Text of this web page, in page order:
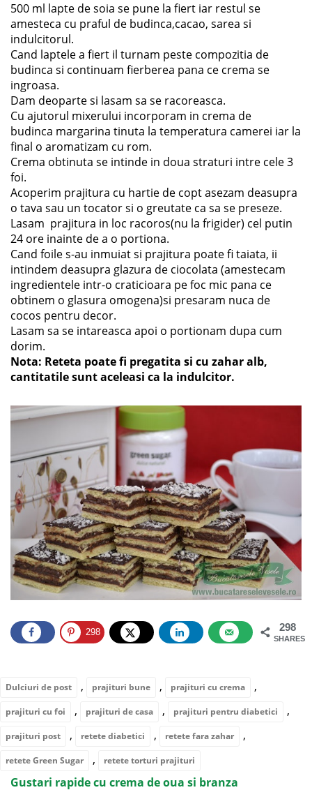
500 ml lapte de soia se pune la fiert iar restul se
amesteca cu praful de budinca,cacao, sarea si
indulcitorul.
Cand laptele a fiert il turnam peste compozitia de
budinca si continuam fierberea pana ce crema se
ingroasa.
Dam deoparte si lasam sa se racoreasca.
Cu ajutorul mixerului incorporam in crema de
budinca margarina tinuta la temperatura camerei iar la
final o aromatizam cu rom.
Crema obtinuta se intinde in doua straturi intre cele 3
foi.
Acoperim prajitura cu hartie de copt asezam deasupra
o tava sau un tocator si o greutate ca sa se preseze.
Lasam prajitura in loc racoros(nu la frigider) cel putin
24 ore inainte de a o portiona.
Cand foile s-au inmuiat si prajitura poate fi taiata, ii
intindem deasupra glazura de ciocolata (amestecam
ingredientele intr-o craticioara pe foc mic pana ce
obtinem o glasura omogena)si presaram nuca de
cocos pentru decor.
Lasam sa se intareasca apoi o portionam dupa cum
dorim.
Nota: Reteta poate fi pregatita si cu zahar alb,
cantitatile sunt aceleasi ca la indulcitor.
298
SHARES
298
Dulciuri de post , prajituri bune , prajituri cu crema ,
prajituri cu foi , prajituri de casa , prajituri pentru diabetici ,
prajituri post , retete diabetici , retete fara zahar ,
retete Green Sugar , retete torturi prajituri
Gustari rapide cu crema de oua si branza